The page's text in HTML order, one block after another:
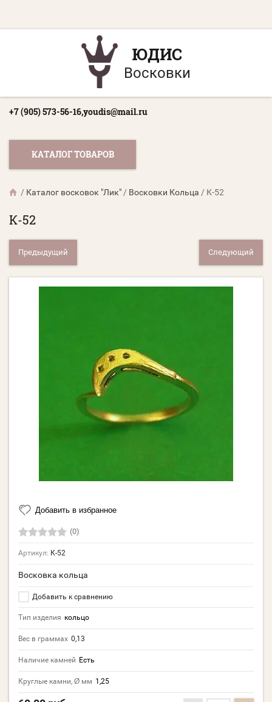
ЮДИС
Восковки
+7 (905) 573-56-16,youdis@mail.ru
КАТАЛОГ ТОВАРОВ
/ Каталог восковок "Лик" / Восковки Кольца / К-52
К-52
Предыдущий Следующий
Добавить в избранное
(0)
Артикул: К-52
Восковка кольца
Добавить к сравнению
Тип изделия кольцо
Вес в граммах 0,13
Наличие камней Есть
Круглые камни, Ø мм 1,25